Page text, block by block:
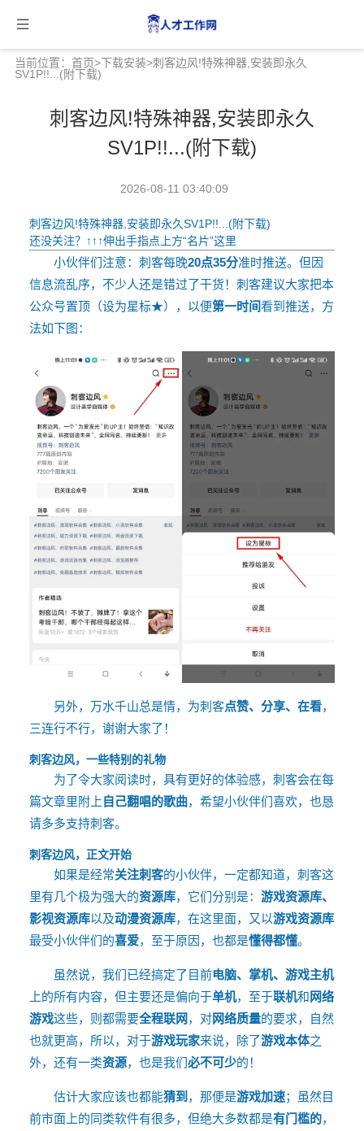
当前位置： 首页>下载安装>刺客边风!特殊神器,安装即永久
SV1P!!...(附下载)
刺客边风!特殊神器,安装即永久
SV1P!!...(附下载)
2026-08-11 03:40:09
刺客边风!特殊神器,安装即永久SV1P!!...(附下载)
还没关注？ ↑↑↑伸出手指点上方“名片”这里
小伙伴们注意：刺客每晚20点35分准时推送。但因
信息流乱序，不少人还是错过了干货！刺客建议大家把本
公众号置顶（设为星标★） ，以便第一时间看到推送，方
法如下图：
另外，万水千山总是情，为刺客点赞、 分享、在看，
三连行不行，谢谢大家了！
刺客边风，一些特别的礼物
为了令大家阅读时，具有更好的体验感，刺客会在每
篇文章里附上自己翻唱的歌曲， 希望小伙伴们喜欢，也恳
请多多支持刺客。
刺客边风，正文开始
如果是经常关注刺客的小伙伴，一定都知道，刺客这
里有几个极为强大的资源库，它们分别是： 游戏资源库、
影视资源库以及动漫资源库，在这里面，又以游戏资源库
最受小伙伴们的喜爱，至于原因，也都是懂得都懂。
虽然说，我们已经搞定了目前电脑、掌机、游戏主机
上的所有内容，但主要还是偏向于单机，至于联机和 网络
游戏这些，则都需要全程联网 ，对网络质量的要求，自然
也就更高，所以，对于游戏玩家来说，除了游戏本体之
外，还有一类资源，也是我们必不可少的！
估计大家应该也都能猜到 ，那便是游戏加速；虽然目
前市面上的同类软件有很多，但绝大多数都是有门槛的，